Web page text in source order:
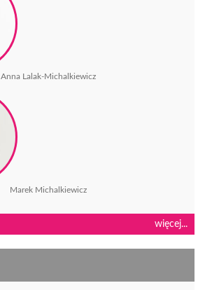
Anna Lalak-Michalkiewicz
Marek Michalkiewicz
więcej...